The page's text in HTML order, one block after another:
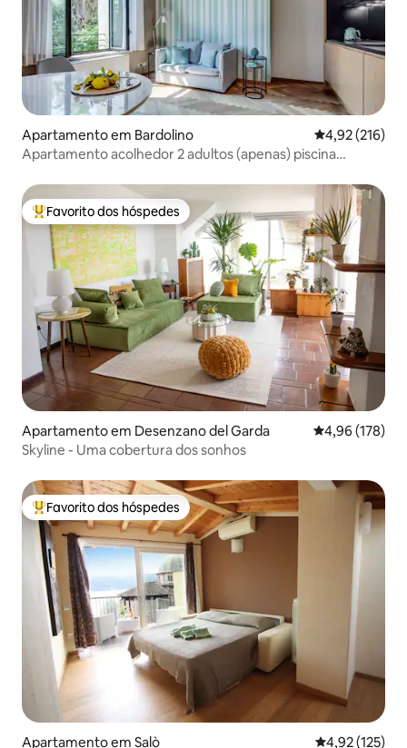
Apartamento em Bardolino Classificação
4,92 (216)
Apartamento acolhedor 2 adultos (apenas) piscina
Favoritos dos hóspedes mais apreciados
Favorito dos hóspedes
Apartamento em Desenzano del Garda Classificação
4,96 (178)
Skyline - Uma cobertura dos sonhos
Favoritos dos hóspedes mais apreciados
Favorito dos hóspedes
Apartamento em Salò Classificação
4,92 (125)